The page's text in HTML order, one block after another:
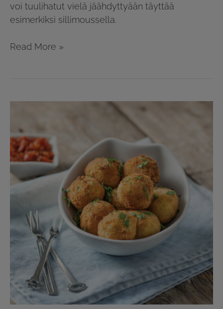
voi tuulihatut vielä jäähdyttyään täyttää
esimerkiksi sillimoussella.
Read More »